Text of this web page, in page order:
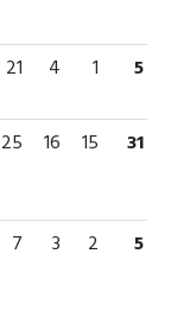
21 4 1 5
25 16 15 31
7 3 2 5